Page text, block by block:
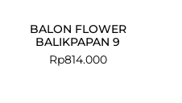
BALON FLOWER
BALIKPAPAN 9
Rp814.000